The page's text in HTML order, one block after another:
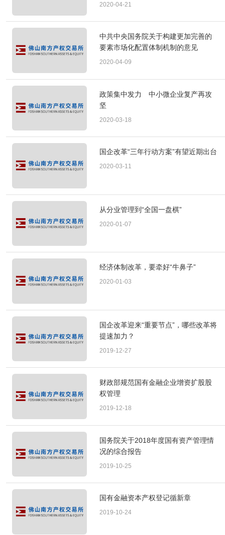
2020-04-21
中共中央国务院关于构建更加完善的
要素市场化配置体制机制的意见
2020-04-09
政策集中发力 中小微企业复产再攻
坚
2020-03-18
国企改革“三年行动方案”有望近期出台
2020-03-11
从分业管理到“全国一盘棋”
2020-01-07
经济体制改革，要牵好“牛鼻子”
2020-01-03
国企改革迎来“重要节点”，哪些改革将
提速加力？
2019-12-27
财政部规范国有金融企业增资扩股股
权管理
2019-12-18
国务院关于2018年度国有资产管理情
况的综合报告
2019-10-25
国有金融资本产权登记循新章
2019-10-24